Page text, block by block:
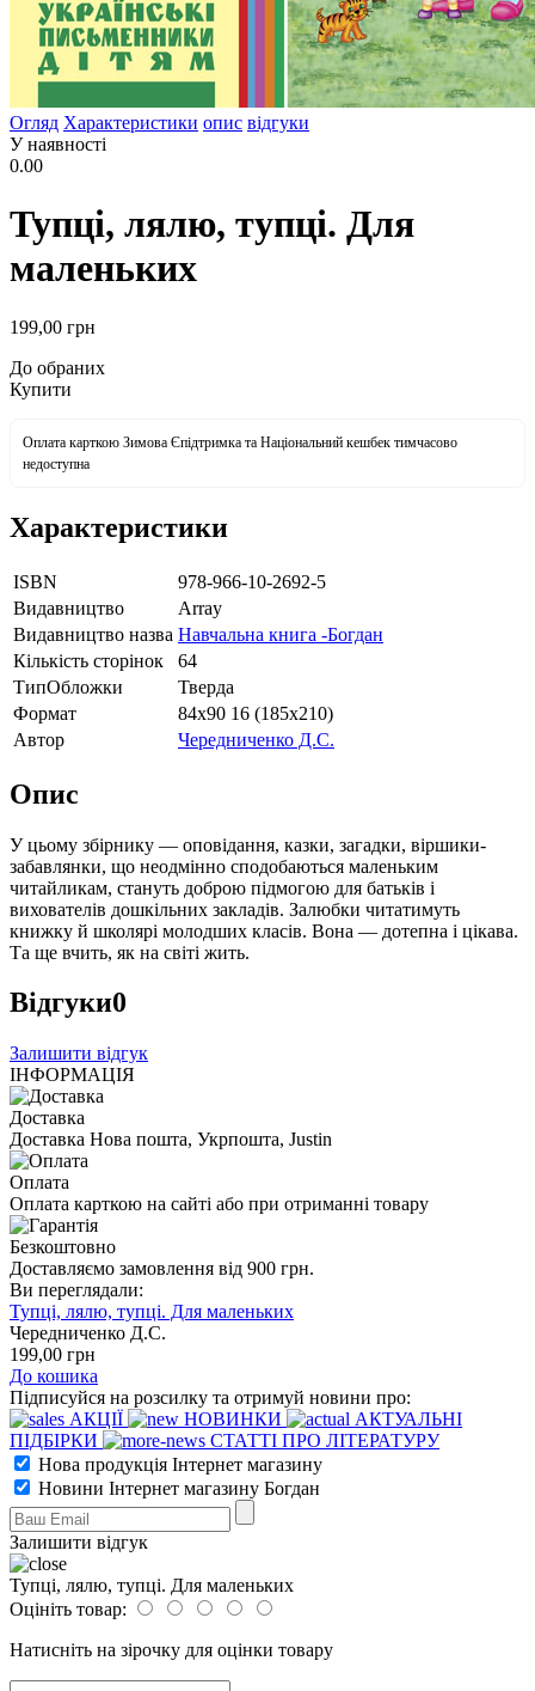
Огляд Характеристики опис відгуки
У наявності
0.00
Тупці, лялю, тупці. Для
маленьких
199,00 грн
До обраних
Купити
Оплата карткою Зимова Єпідтримка та Національний кешбек тимчасово
недоступна
Характеристики
ISBN
978-966-10-2692-5
Видавництво
Array
Видавництво назва Навчальна книга -Богдан
Кількість сторінок
64
ТипОбложки
Тверда
Формат
84х90 16 (185х210)
Автор
Чередниченко Д.С.
Опис
У цьому збірнику — оповідання, казки, загадки, віршики-
забавлянки, що неодмінно сподобаються маленьким
читайликам, стануть доброю підмогою для батьків і
вихователів дошкільних закладів. Залюбки читатимуть
книжку й школярі молодших класів. Вона — дотепна і цікава.
Та ще вчить, як на світі жить.
Відгуки0
Залишити відгук
ІНФОРМАЦІЯ
Доставка
Доставка Нова пошта, Укрпошта, Justin
Оплата
Оплата карткою на сайті або при отриманні товару
Безкоштовно
Доставляємо замовлення від 900 грн.
Ви переглядали:
Тупці, лялю, тупці. Для маленьких
Чередниченко Д.С.
199,00 грн
До кошика
Підписуйся на розсилку та отримуй новини про:
АКЦІЇ
НОВИНКИ
АКТУАЛЬНІ
ПІДБІРКИ
СТАТТІ ПРО ЛІТЕРАТУРУ
Нова продукція Інтернет магазину
Новини Інтернет магазину Богдан
Залишити відгук
Тупці, лялю, тупці. Для маленьких
Оцініть товар:
Натисніть на зірочку для оцінки товару